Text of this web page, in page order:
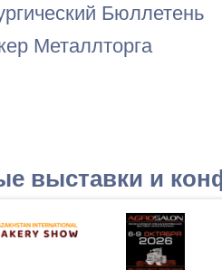
Бюллетень
Металлторга
выставки и